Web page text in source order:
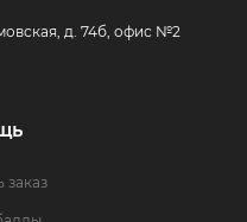
д. 74б, офис №2
заказ